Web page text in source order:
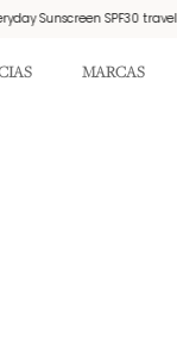
Sunscreen SPF30 travel
MARCAS